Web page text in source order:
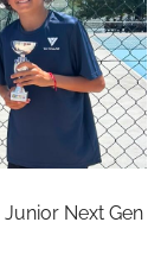
Next Gen